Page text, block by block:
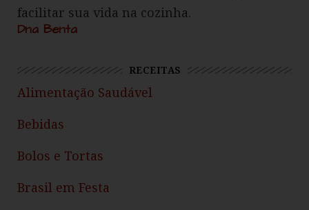
facilitar sua vida na cozinha.
Dna Benta
RECEITAS
Alimentação Saudável
Bebidas
Bolos e Tortas
Brasil em Festa